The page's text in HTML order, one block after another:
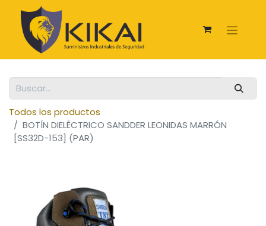
Todos los productos
BOTÍN DIELÉCTRICO SANDDER LEONIDAS MARRÓN
[SS32D-153] (PAR)